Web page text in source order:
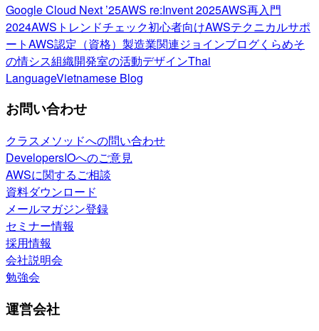
Google Cloud Next ’25AWS re:Invent 2025AWS再入門
2024AWSトレンドチェック初心者向けAWSテクニカルサポ
ートAWS認定（資格） 製造業関連ジョインブログくらめそ
の情シス組織開発室の活動デザインThai
LanguageVietnamese Blog
お問い合わせ
クラスメソッドへの問い合わせ
DevelopersIOへのご意見
AWSに関するご相談
資料ダウンロード
メールマガジン登録
セミナー情報
採用情報
会社説明会
勉強会
運営会社